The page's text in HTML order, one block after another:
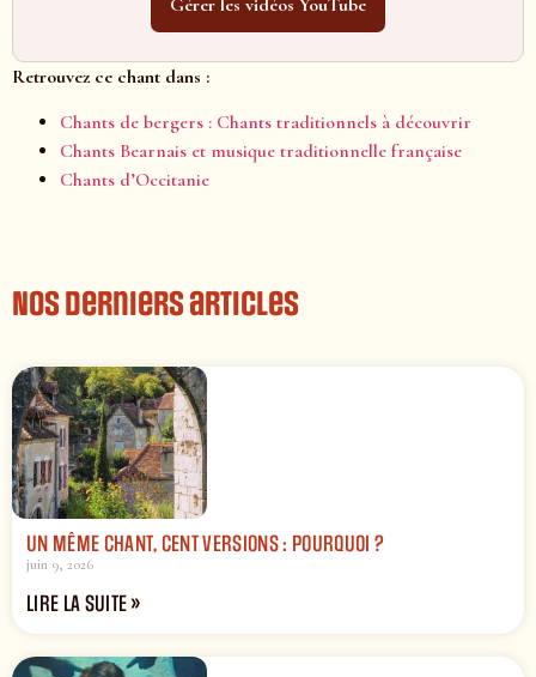
Retrouvez ce chant dans :
Chants de bergers : Chants traditionnels à découvrir
Chants Bearnais et musique traditionnelle française
Chants d’Occitanie
Nos derniers articles
UN MÊME CHANT, CENT VERSIONS : POURQUOI ?
juin 9, 2026
LIRE LA SUITE »